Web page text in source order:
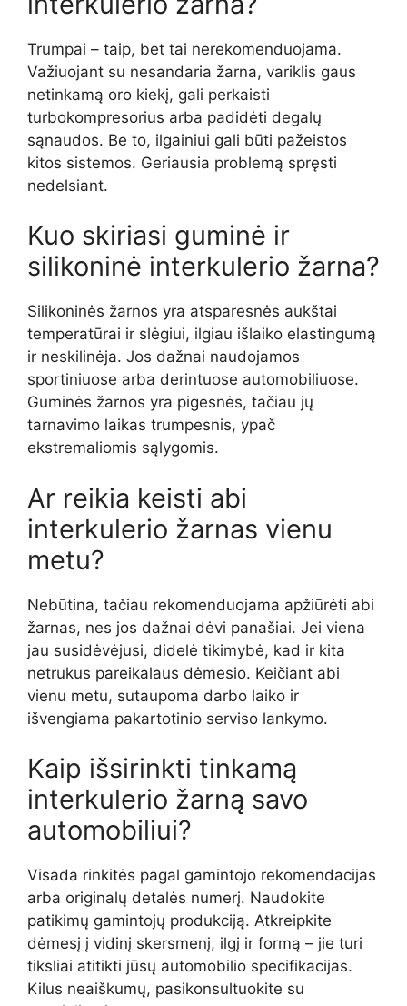
Trumpai – taip, bet tai nerekomenduojama.
Važiuojant su nesandaria žarna, variklis gaus
netinkamą oro kiekį, gali perkaisti
turbokompresorius arba padidėti degalų
sąnaudos. Be to, ilgainiui gali būti pažeistos
kitos sistemos. Geriausia problemą spręsti
nedelsiant.
Kuo skiriasi guminė ir
silikoninė interkulerio žarna?
Silikoninės žarnos yra atsparesnės aukštai
temperatūrai ir slėgiui, ilgiau išlaiko elastingumą
ir neskilinėja. Jos dažnai naudojamos
sportiniuose arba derintuose automobiliuose.
Guminės žarnos yra pigesnės, tačiau jų
tarnavimo laikas trumpesnis, ypač
ekstremaliomis sąlygomis.
Ar reikia keisti abi
interkulerio žarnas vienu
metu?
Nebūtina, tačiau rekomenduojama apžiūrėti abi
žarnas, nes jos dažnai dėvi panašiai. Jei viena
jau susidėvėjusi, didelė tikimybė, kad ir kita
netrukus pareikalaus dėmesio. Keičiant abi
vienu metu, sutaupoma darbo laiko ir
išvengiama pakartotinio serviso lankymo.
Kaip išsirinkti tinkamą
interkulerio žarną savo
automobiliui?
Visada rinkitės pagal gamintojo rekomendacijas
arba originalų detalės numerį. Naudokite
patikimų gamintojų produkciją. Atkreipkite
dėmesį į vidinį skersmenį, ilgį ir formą – jie turi
tiksliai atitikti jūsų automobilio specifikacijas.
Kilus neaiškumų, pasikonsultuokite su